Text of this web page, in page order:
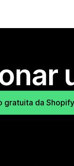
gratuita da